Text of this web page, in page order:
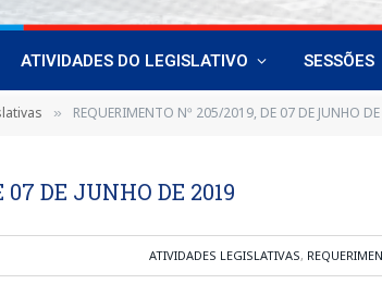
ATIVIDADES DO LEGISLATIVO SESSÕES
» REQUERIMENTO Nº 205/2019, DE 07 DE JUNHO
DE JUNHO DE 2019
ATIVIDADES LEGISLATIVAS,